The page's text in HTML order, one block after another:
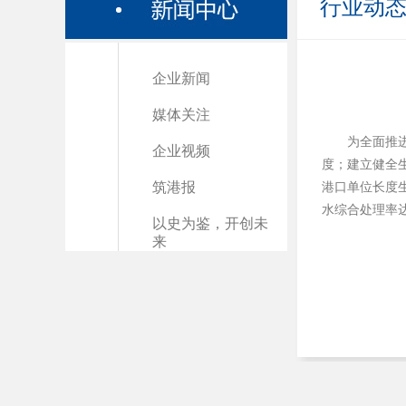
企业新闻
媒体关注
企业视频
筑港报
以史为鉴，开创未
来
行业动态
为全面推
度；建立健全
港口单位长度
水综合处理率